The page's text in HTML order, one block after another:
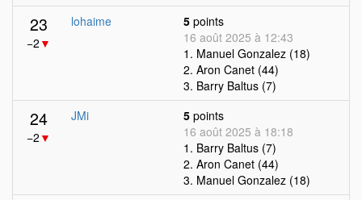
23
−2 ▼
lohaime 5 points
16 août 2025 à 12:43
1. Manuel Gonzalez (18)
2. Aron Canet (44)
3. Barry Baltus (7)
24
−2 ▼
JMi 5 points
16 août 2025 à 18:18
1. Barry Baltus (7)
2. Aron Canet (44)
3. Manuel Gonzalez (18)